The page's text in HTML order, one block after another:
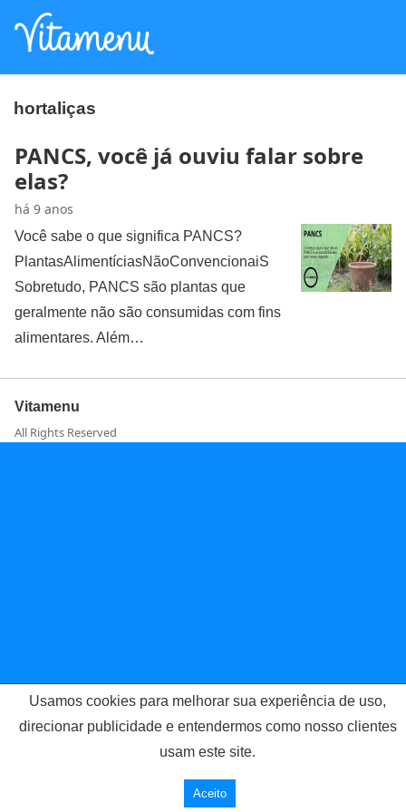
hortaliças
PANCS, você já ouviu falar sobre
elas?
há 9 anos
Você sabe o que significa PANCS?
PlantasAlimentíciasNãoConvencionaiS
Sobretudo, PANCS são plantas que
geralmente não são consumidas com fins
alimentares. Além…
Vitamenu
All Rights Reserved
Usamos cookies para melhorar sua experiência de uso,
direcionar publicidade e entendermos como nosso clientes
usam este site.
Aceito